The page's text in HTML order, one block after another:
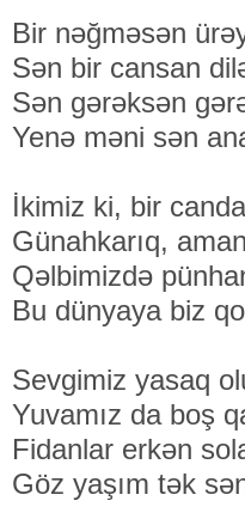
Bir nəğməsən
Sən bir cansan
Sən gərəksən
Yenə məni sən
İkimiz ki, bir
Günahkarıq,
Qəlbimizdə
Bu dünyaya biz
Sevgimiz yasaq
Yuvamız da boş
Fidanlar erkən
Göz yaşım tək